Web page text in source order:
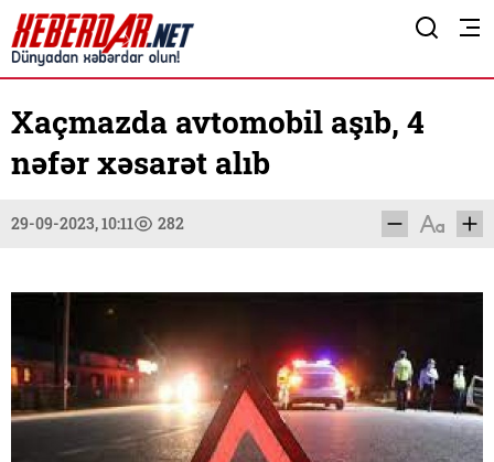
Xaçmazda avtomobil aşıb, 4
nəfər xəsarət alıb
29-09-2023, 10:11 282